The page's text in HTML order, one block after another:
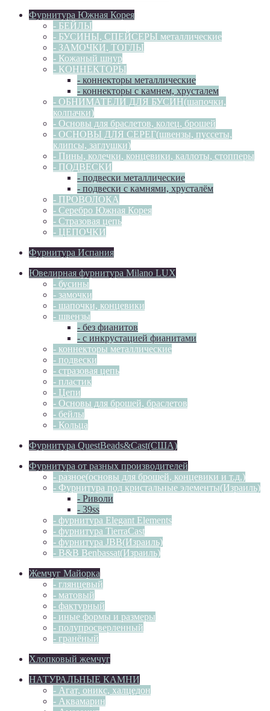
Фурнитура Южная Корея
- БЕЙЛЫ
- БУСИНЫ, СПЕЙСЕРЫ металлические
- ЗАМОЧКИ, ТОГЛЫ
- Кожаный шнур
- КОННЕКТОРЫ
- коннекторы металлические
- коннекторы с камнем, хрусталем
- ОБНИМАТЕЛИ ДЛЯ БУСИН(шапочки,
колпачки)
- Основы для браслетов, колец, брошей
- ОСНОВЫ ДЛЯ СЕРЕГ(швензы, пуссеты,
клипсы, заглушки)
- Пины, колечки, концевики, каллоты, стопперы
- ПОДВЕСКИ
- подвески металлические
- подвески с камнями, хрусталём
- ПРОВОЛОКА
- Серебро Южная Корея
- Стразовая цепь
- ЦЕПОЧКИ
Фурнитура Испания
Ювелирная фурнитура Milano LUX
- бусины
- замочки
- шапочки, концевики
- швензы
- без фианитов
- с инкрустацией фианитами
- коннекторы металлические
- подвески
- стразовая цепь
- пластик
- Цепи
- Основы для брошей, браслетов
- бейлы
- Кольца
Фурнитура QuestBeads&Cast(США)
Фурнитура от разных производителей
- разное(основы для брошей, концевики и т.д.)
- Фурнитура под кристальные элементы(Израиль)
- Риволи
- 39ss
- фурнитура Elegant Elements
- фурнитура TierraCast
- фурнитура JBB(Израиль)
- B&B Benbassat(Израиль)
Жемчуг Майорка
- глянцевый
- матовый
- фактурный
- иные формы и размеры
- полупросверленный
- гранёный
Хлопковый жемчуг
НАТУРАЛЬНЫЕ КАМНИ
- Агат, оникс, халцедон
- Аквамарин